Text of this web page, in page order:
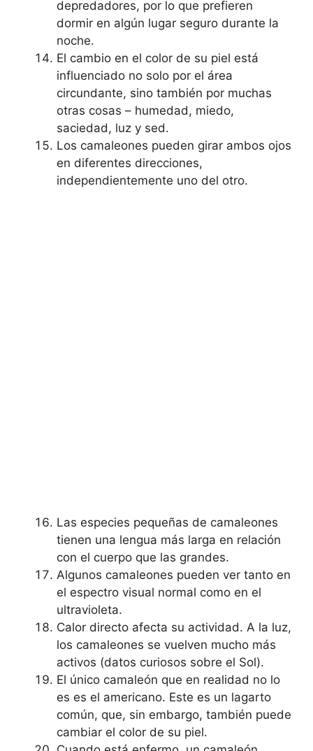
depredadores, por lo que prefieren
dormir en algún lugar seguro durante la
noche.
El cambio en el color de su piel está
influenciado no solo por el área
circundante, sino también por muchas
otras cosas – humedad, miedo,
saciedad, luz y sed.
Los camaleones pueden girar ambos ojos
en diferentes direcciones,
independientemente uno del otro.
Las especies pequeñas de camaleones
tienen una lengua más larga en relación
con el cuerpo que las grandes.
Algunos camaleones pueden ver tanto en
el espectro visual normal como en el
ultravioleta.
Calor directo afecta su actividad. A la luz,
los camaleones se vuelven mucho más
activos (datos curiosos sobre el Sol).
El único camaleón que en realidad no lo
es es el americano. Este es un lagarto
común, que, sin embargo, también puede
cambiar el color de su piel.